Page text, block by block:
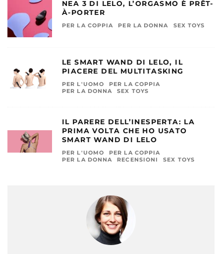
NEA 3 DI LELO, L’ORGASMO È PRÊT-
À-PORTER
PER LA COPPIA PER LA DONNA SEX TOYS
LE SMART WAND DI LELO, IL
PIACERE DEL MULTITASKING
PER L'UOMO
PER LA COPPIA
PER LA DONNA
SEX TOYS
IL PARERE DELL’INESPERTA: LA
PRIMA VOLTA CHE HO USATO
SMART WAND DI LELO
PER L'UOMO
PER LA COPPIA
PER LA DONNA
RECENSIONI SEX TOYS